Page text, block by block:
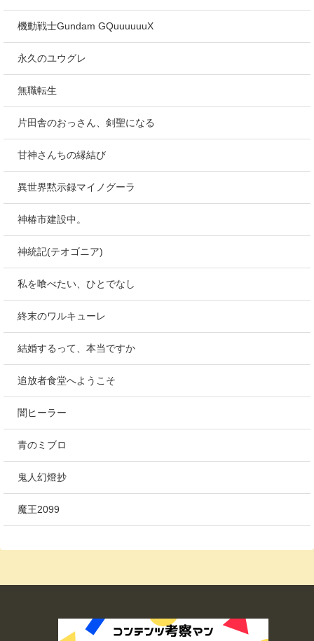
機動戦士Gundam GQuuuuuuX
永久のユウグレ
無職転生
片田舎のおっさん、剣聖になる
甘神さんちの縁結び
異世界黙示録マイノグーラ
神椿市建設中。
神統記(テオゴニア)
私を喰べたい、ひとでなし
終末のワルキューレ
結婚するって、本当ですか
追放者食堂へようこそ
闇ヒーラー
青のミブロ
鬼人幻燈抄
魔王2099